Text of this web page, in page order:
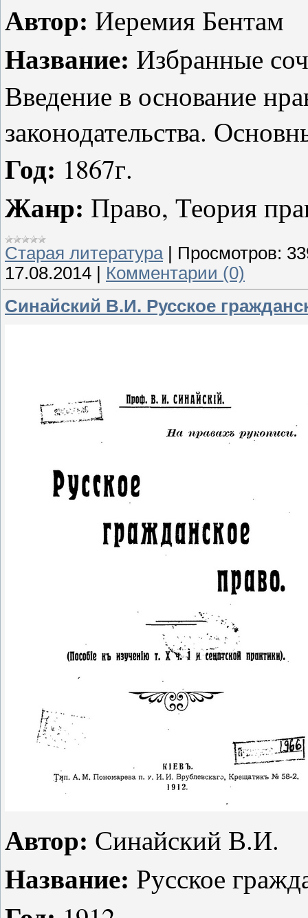
Автор: Иеремия Бентам
Название: Избранные
Введение в основание
законодательства.
Год: 1867г.
Жанр: Право, Теория
Старая литература| Просмотров:
17.08.2014
Комментарии (0)
Синайский В.И. Русское
Автор: Синайский В.И.
Название: Русское